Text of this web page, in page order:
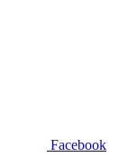
Facebook